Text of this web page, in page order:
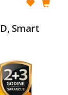
Smart